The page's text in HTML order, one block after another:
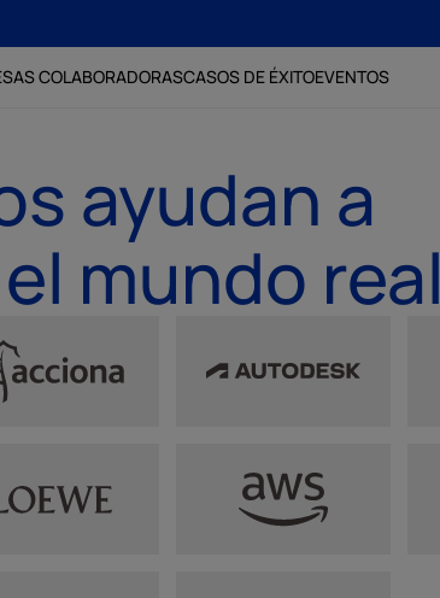
COLABORADORASCASOS DE ÉXITOEVENTOS
ayudan a
mundo real